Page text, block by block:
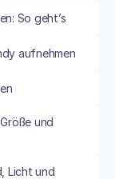
So geht’s
aufnehmen
und
Licht und